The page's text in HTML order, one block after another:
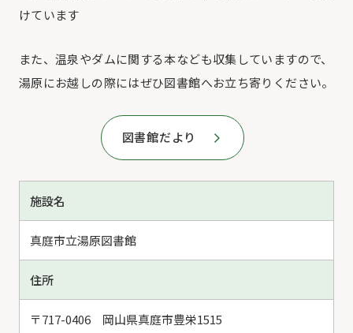
けています
また、温泉やダムに関する本なども収集していますので、
湯原にお越しの際にはぜひ図書館へお立ち寄りください。
図書館だより
施設名
真庭市立湯原図書館
住所
〒717-0406 岡山県真庭市豊栄1515